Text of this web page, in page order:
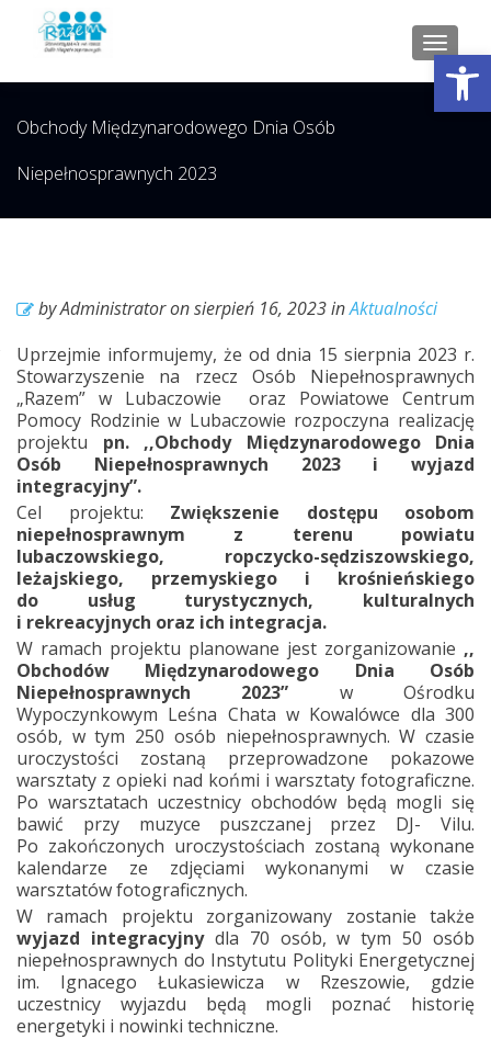
Open
Obchody Międzynarodowego Dnia Osób
Niepełnosprawnych 2023
byAdministratoronsierpień 16, 2023inAktualności
Uprzejmie informujemy, że od dnia 15 sierpnia 2023 r.
Stowarzyszenie na rzecz Osób Niepełnosprawnych
„Razem” w Lubaczowie oraz Powiatowe Centrum
Pomocy Rodzinie w Lubaczowie rozpoczyna realizację
projektu pn. ,,Obchody Międzynarodowego Dnia
Osób Niepełnosprawnych 2023 i wyjazd
integracyjny”.
Cel projektu: Zwiększenie dostępu osobom
niepełnosprawnym z terenu powiatu
lubaczowskiego, ropczycko-sędziszowskiego,
leżajskiego, przemyskiego i krośnieńskiego
do usług turystycznych, kulturalnych
i rekreacyjnych oraz ich integracja.
W ramach projektu planowane jest zorganizowanie ,,
Obchodów Międzynarodowego Dnia Osób
Niepełnosprawnych 2023” w Ośrodku
Wypoczynkowym Leśna Chata w Kowalówce dla 300
osób, w tym 250 osób niepełnosprawnych. W czasie
uroczystości zostaną przeprowadzone pokazowe
warsztaty z opieki nad końmi i warsztaty fotograficzne.
Po warsztatach uczestnicy obchodów będą mogli się
bawić przy muzyce puszczanej przez DJ- Vilu.
Po zakończonych uroczystościach zostaną wykonane
kalendarze ze zdjęciami wykonanymi w czasie
warsztatów fotograficznych.
W ramach projektu zorganizowany zostanie także
wyjazd integracyjnydla 70 osób, w tym 50 osób
niepełnosprawnych do Instytutu Polityki Energetycznej
im. Ignacego Łukasiewicza w Rzeszowie, gdzie
uczestnicy wyjazdu będą mogli poznać historię
energetyki i nowinki techniczne.